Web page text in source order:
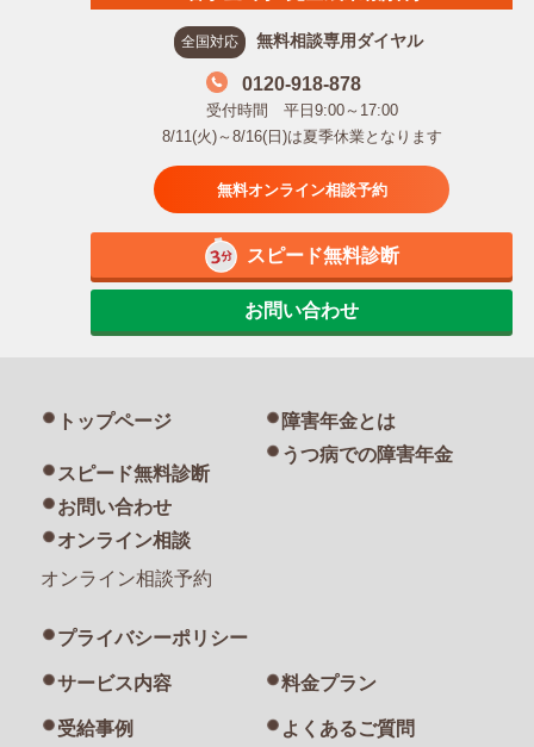
全国対応 無料相談専用ダイヤル
0120-918-878
受付時間 平日9:00～17:00
8/11(火)～8/16(日)は夏季休業となります
無料オンライン相談予約
スピード無料診断
お問い合わせ
トップページ
スピード無料診断
お問い合わせ
オンライン相談
オンライン相談予約
プライバシーポリシー
障害年金とは
うつ病での障害年金
サービス内容 料金プラン
受給事例 よくあるご質問